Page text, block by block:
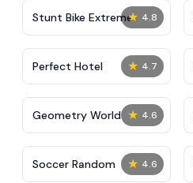
★ 4.8
Stunt Bike Extreme
★ 4.7
Perfect Hotel
★ 4.6
Geometry World
★ 4.6
Soccer Random